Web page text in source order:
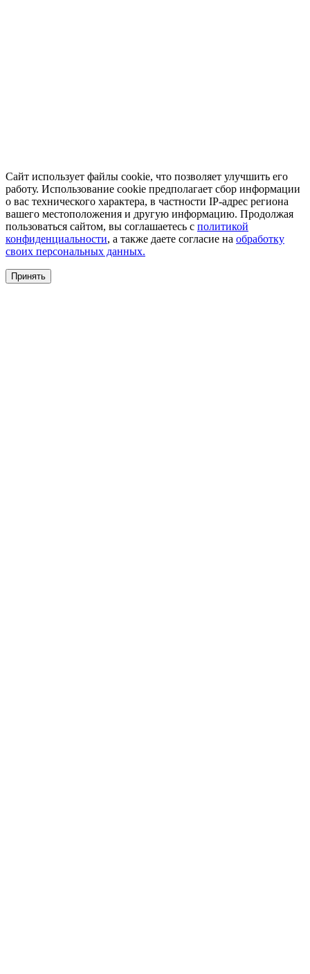
Сайт использует файлы cookie, что позволяет улучшить его
работу. Использование cookie предполагает сбор информации
о вас технического характера, в частности IP-адрес региона
вашего местоположения и другую информацию. Продолжая
пользоваться сайтом, вы соглашаетесь с политикой
конфиденциальности, а также даете согласие на обработку
своих персональных данных.
Принять